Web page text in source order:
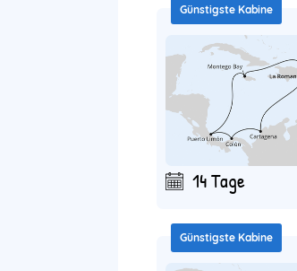
Günstigste Kabine
14 Tage
Günstigste Kabine